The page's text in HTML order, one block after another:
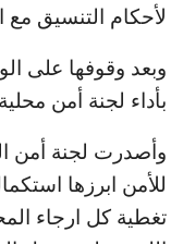
لأحكام التنسيق مع
وبعد وقوفها على
بأداء لجنة أمن
وأصدرت لجنة أمن
للأمن ابرزها
تغطية كل ارجاء